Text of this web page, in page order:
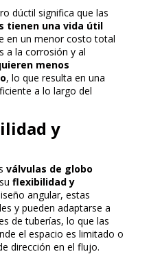
dúctil significa que las
tienen una vida útil
en un menor costo total
a la corrosión y al
menos
, lo que resulta en una
a lo largo del
y
válvulas de globo
flexibilidad y
angular, estas
y pueden adaptarse a
de tuberías, lo que las
el espacio es limitado o
dirección en el flujo.